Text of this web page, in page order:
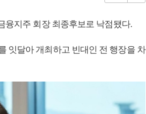
융지주 회장 최종후보로 낙점됐다.
잇달아 개최하고 빈대인 전 행장을 차